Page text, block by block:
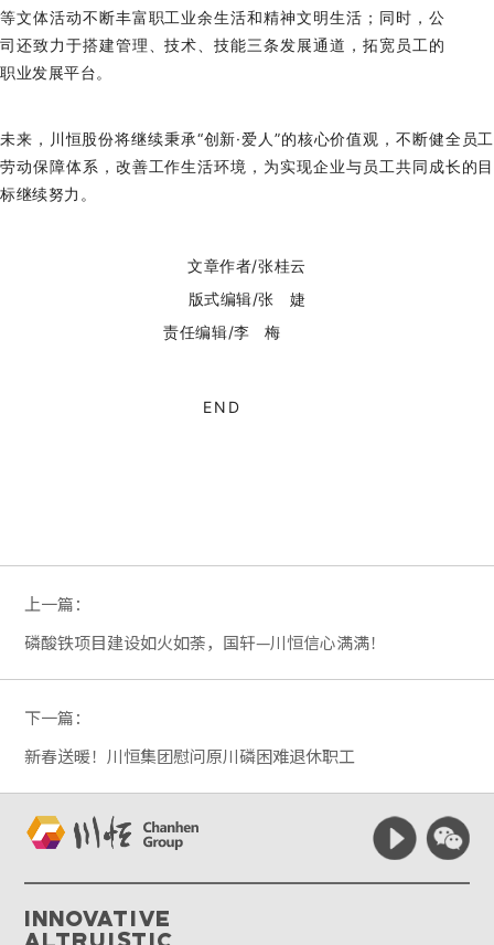
等文体活动不断丰富职工业余生活和精神文明生活；同时，公
司还致力于搭建管理、技术、技能三条发展通道，拓宽员工的
职业发展平台。
未来，川恒股份将继续秉承“创新·爱人”的核心价值观，不断健全员工
劳动保障体系，改善工作生活环境，为实现企业与员工共同成长的目
标继续努力。
文章作者/张桂云
版式编辑/张 婕
责任编辑/李 梅
END
上一篇：
磷酸铁项目建设如火如荼，国轩—川恒信心满满！
下一篇：
新春送暖！川恒集团慰问原川磷困难退休职工
Innovative
Altruistic